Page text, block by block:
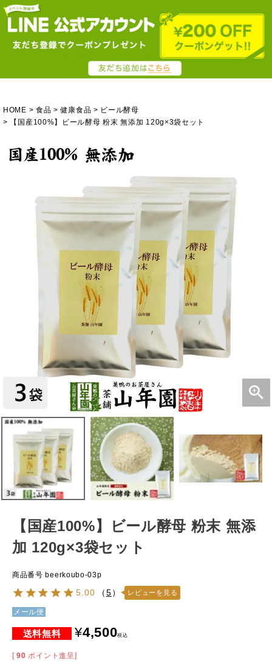
HOME 食品 健康食品
ビール酵母
【国産100%】ビール酵母 粉末 無添加 120g×3袋セット
【国産100%】ビール酵母 粉末 無添
加 120g×3袋セット
商品番号 beerkoubo-03p
5.00 （5） レビューを見る
メール便
¥4,500税込
[ 90 ポイント進呈]